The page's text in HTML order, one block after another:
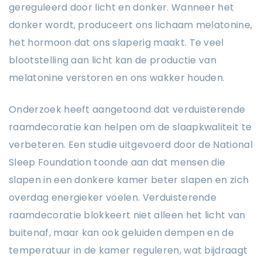
gereguleerd door licht en donker. Wanneer het
donker wordt, produceert ons lichaam melatonine,
het hormoon dat ons slaperig maakt. Te veel
blootstelling aan licht kan de productie van
melatonine verstoren en ons wakker houden.
Onderzoek heeft aangetoond dat verduisterende
raamdecoratie kan helpen om de slaapkwaliteit te
verbeteren. Een studie uitgevoerd door de National
Sleep Foundation toonde aan dat mensen die
slapen in een donkere kamer beter slapen en zich
overdag energieker voelen. Verduisterende
raamdecoratie blokkeert niet alleen het licht van
buitenaf, maar kan ook geluiden dempen en de
temperatuur in de kamer reguleren, wat bijdraagt